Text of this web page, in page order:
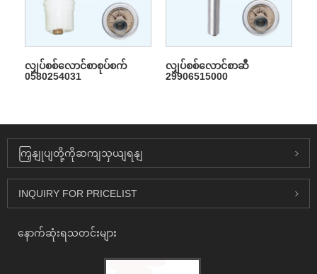
လျှပ်စစ်လောင်စာစုပ်စက်
0580254031
လျှပ်စစ်လောင်စာဆီ
29906515000
ကြှနျုပျတို့ကိုဆကျသှယျရနျ
INQUIRY FOR PRICELIST
နောက်ဆုံးရသတင်းများ